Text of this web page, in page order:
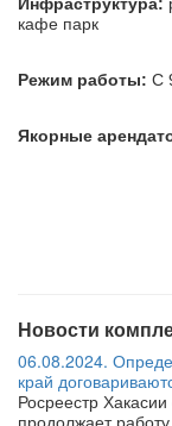
кафе парк
Режим работы: С
Якорные
Новости
06.08.2024.
край
Росреестр
продолжает